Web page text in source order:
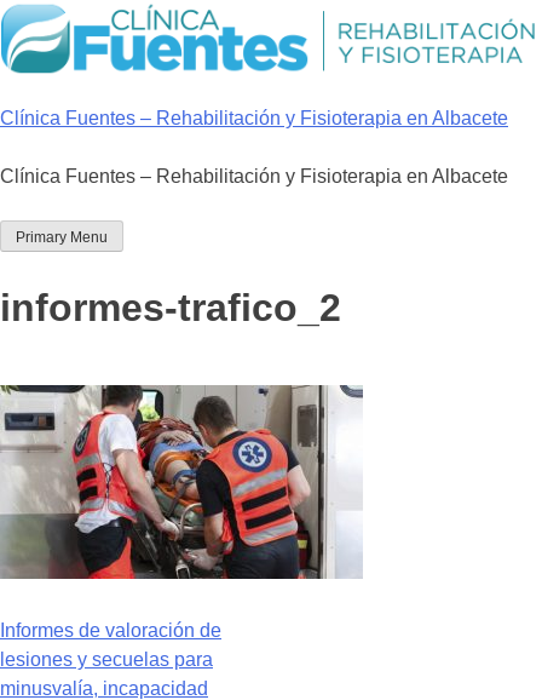
Skip
to
content
Clínica Fuentes – Rehabilitación y Fisioterapia en Albacete
Clínica Fuentes – Rehabilitación y Fisioterapia en Albacete
Primary Menu
informes-trafico_2
Navegación
de
Informes de valoración de
lesiones y secuelas para
minusvalía, incapacidad